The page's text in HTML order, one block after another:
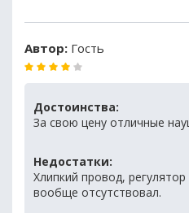
Автор: Гость
Достоинства:
За свою цену отличные
Недостатки:
Хлипкий провод,
вообще отсутствовал.